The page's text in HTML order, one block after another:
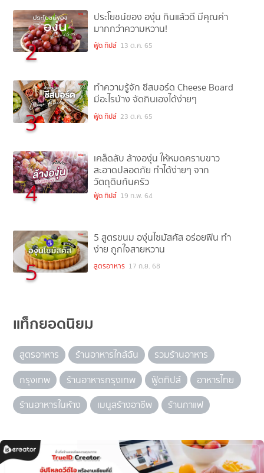
2
ประโยชน์ของ องุ่น กินแล้วดี มีคุณค่า
มากกว่าความหวาน!
ฟู้ด ทิปส์ 13 ต.ค. 65
3
ทำความรู้จัก ชีสบอร์ด Cheese Board
มีอะไรบ้าง จัดกินเองได้ง่ายๆ
ฟู้ด ทิปส์ 23 ต.ค. 65
4
เคล็ดลับ ล้างองุ่น ให้หมดคราบขาว
สะอาดปลอดภัย ทำได้ง่ายๆ จาก
วัตถุดิบก้นครัว
ฟู้ด ทิปส์ 19 ก.พ. 64
5
5 สูตรขนม องุ่นไซมัสคัส อร่อยฟิน ทำ
ง่าย ถูกใจสายหวาน
สูตรอาหาร 17 ก.ย. 68
แท็กยอดนิยม
สูตรอาหาร ร้านอาหารใกล้ฉัน
รวมร้านอาหาร
กรุงเทพ
ร้านอาหารกรุงเทพ ฟู้ดทิปส์
อาหารไทย
ร้านอาหารในห้าง
เมนูสร้างอาชีพ ร้านกาแฟ